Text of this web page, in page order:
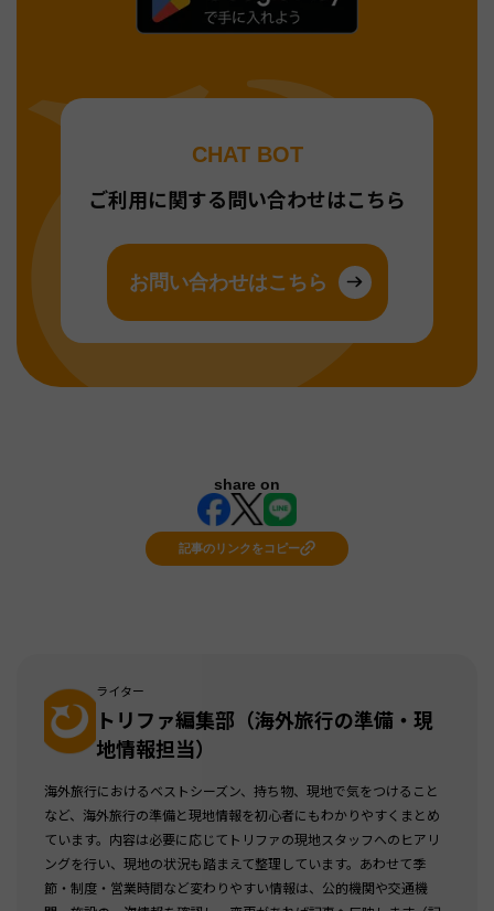
CHAT BOT
ご利用に関する問い合わせはこちら
お問い合わせはこちら
share on
記事のリンクをコピー
ライター
トリファ編集部（海外旅行の準備・現
地情報担当）
海外旅行におけるベストシーズン、持ち物、現地で気をつけること
など、海外旅行の準備と現地情報を初心者にもわかりやすくまとめ
ています。内容は必要に応じてトリファの現地スタッフへのヒアリ
ングを行い、現地の状況も踏まえて整理しています。あわせて季
節・制度・営業時間など変わりやすい情報は、公的機関や交通機